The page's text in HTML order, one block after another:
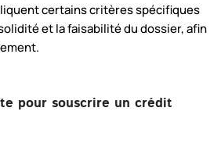
certains critères spécifiques
et la faisabilité du dossier, afin
pour souscrire un crédit